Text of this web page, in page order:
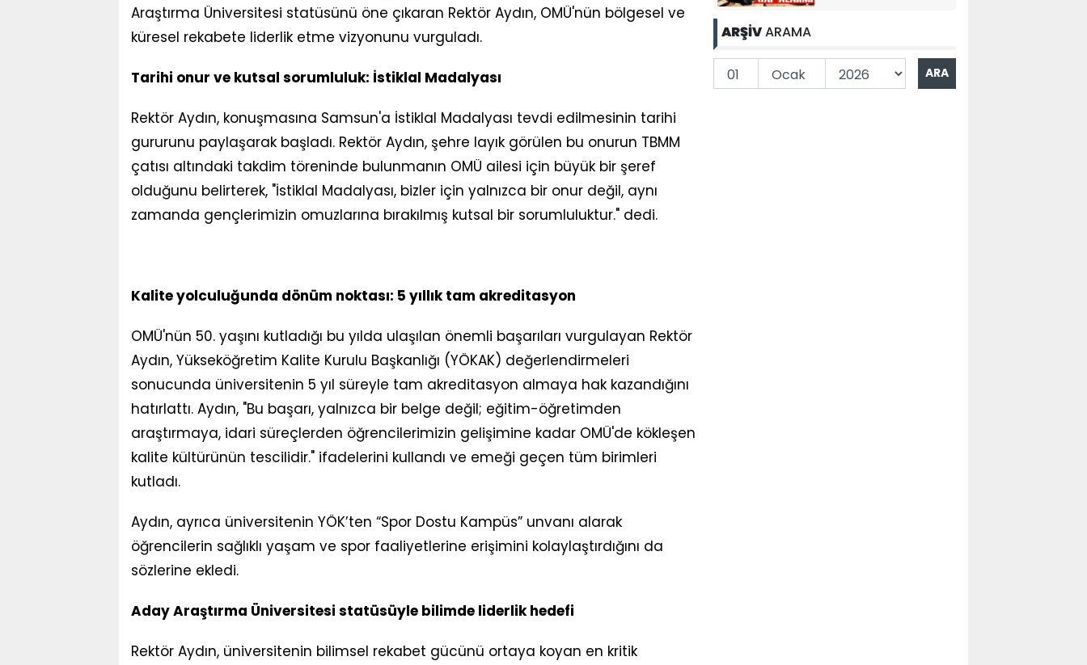
Araştırma Üniversitesi statüsünü öne çıkaran Rektör Aydın, OMÜ'nün bölgesel ve
küresel rekabete liderlik etme vizyonunu vurguladı.
Tarihi onur ve kutsal sorumluluk: İstiklal Madalyası
Rektör Aydın, konuşmasına Samsun'a İstiklal Madalyası tevdi edilmesinin tarihi
gururunu paylaşarak başladı. Rektör Aydın, şehre layık görülen bu onurun TBMM
çatısı altındaki takdim töreninde bulunmanın OMÜ ailesi için büyük bir şeref
olduğunu belirterek, "İstiklal Madalyası, bizler için yalnızca bir onur değil, aynı
zamanda gençlerimizin omuzlarına bırakılmış kutsal bir sorumluluktur." dedi.
Kalite yolculuğunda dönüm noktası: 5 yıllık tam akreditasyon
OMÜ'nün 50. yaşını kutladığı bu yılda ulaşılan önemli başarıları vurgulayan Rektör
Aydın, Yükseköğretim Kalite Kurulu Başkanlığı (YÖKAK) değerlendirmeleri
sonucunda üniversitenin 5 yıl süreyle tam akreditasyon almaya hak kazandığını
hatırlattı. Aydın, "Bu başarı, yalnızca bir belge değil; eğitim-öğretimden
araştırmaya, idari süreçlerden öğrencilerimizin gelişimine kadar OMÜ'de kökleşen
kalite kültürünün tescilidir." ifadelerini kullandı ve emeği geçen tüm birimleri
kutladı.
Aydın, ayrıca üniversitenin YÖK’ten “Spor Dostu Kampüs” unvanı alarak
öğrencilerin sağlıklı yaşam ve spor faaliyetlerine erişimini kolaylaştırdığını da
sözlerine ekledi.
Aday Araştırma Üniversitesi statüsüyle bilimde liderlik hedefi
Rektör Aydın, üniversitenin bilimsel rekabet gücünü ortaya koyan en kritik
ARŞİVARAMA